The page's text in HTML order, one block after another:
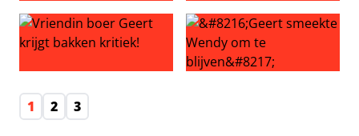
Fans zijn boer Geert en Geert Jan helemaal zat
Ingrid: ‘Geert en ik zijn niet
1
2 3